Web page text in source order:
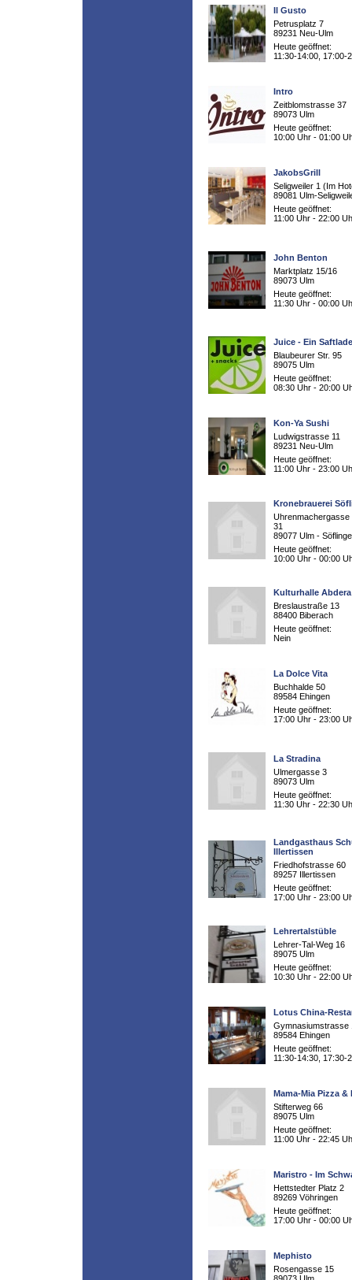
Il Gusto
Petrusplatz 7
89231 Neu-Ulm
Heute geöffnet:
11:30-14:00, 17:00-
Intro
Zeitblomstrasse 37
89073 Ulm
Heute geöffnet:
10:00 Uhr - 01:00
JakobsGrill
Seligweiler 1 (Im
89081 Ulm-
Heute geöffnet:
11:00 Uhr - 22:00
John Benton
Marktplatz 15/16
89073 Ulm
Heute geöffnet:
11:30 Uhr - 00:00
Juice - Ein
Blaubeurer Str. 95
89075 Ulm
Heute geöffnet:
08:30 Uhr - 20:00
Kon-Ya Sushi
Ludwigstrasse 11
89231 Neu-Ulm
Heute geöffnet:
11:00 Uhr - 23:00
Kronebrauerei
31
89077 Ulm -
Heute geöffnet:
10:00 Uhr - 00:00
Kulturhalle Abdera
Breslaustraße 13
88400 Biberach
Heute geöffnet:
Nein
La Dolce Vita
Buchhalde 50
89584 Ehingen
Heute geöffnet:
17:00 Uhr - 23:00
La Stradina
Ulmergasse 3
89073 Ulm
Heute geöffnet:
11:30 Uhr - 22:30
Landgasthaus
Illertissen
Friedhofstrasse 60
89257 Illertissen
Heute geöffnet:
17:00 Uhr - 23:00
Lehrertalstüble
Lehrer-Tal-Weg 16
89075 Ulm
Heute geöffnet:
10:30 Uhr - 22:00
Lotus China-
Gymnasiumstrasse
89584 Ehingen
Heute geöffnet:
11:30-14:30, 17:30-
Mama-Mia Pizza &
Stifterweg 66
89075 Ulm
Heute geöffnet:
11:00 Uhr - 22:45
Maristro - Im
Hettstedter Platz 2
89269 Vöhringen
Heute geöffnet:
17:00 Uhr - 00:00
Mephisto
Rosengasse 15